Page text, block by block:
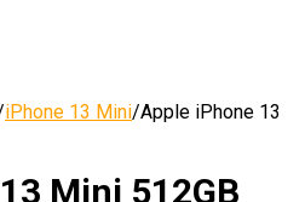
iPhone 13 Mini/Apple iPhone 13
Mini 512GB